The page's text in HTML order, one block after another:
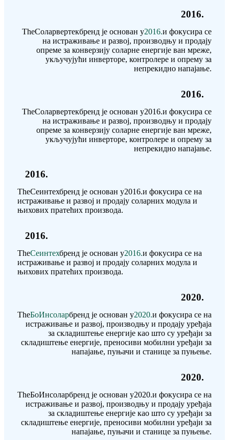
2016.
TheСоларвертекбренд је основан у2016.и фокусира се
на истраживање и развој, производњу и продају
опреме за конверзију соларне енергије ван мреже,
укључујући инверторе, контролере и опрему за
непрекидно напајање.
2016.
TheСоларвертекбренд је основан у2016.и фокусира се
на истраживање и развој, производњу и продају
опреме за конверзију соларне енергије ван мреже,
укључујући инверторе, контролере и опрему за
непрекидно напајање.
2016.
TheСеинтехбренд је основан у2016.и фокусира се на
истраживање и развој и продају соларних модула и
њихових пратећих производа.
2016.
TheСеинтехбренд је основан у2016.и фокусира се на
истраживање и развој и продају соларних модула и
њихових пратећих производа.
2020.
TheБоИнсоларбренд је основан у2020.и фокусира се на
истраживање и развој, производњу и продају уређаја
за складиштење енергије као што су уређаји за
складиштење енергије, преносиви мобилни уређаји за
напајање, пуњачи и станице за пуњење.
2020.
TheБоИнсоларбренд је основан у2020.и фокусира се на
истраживање и развој, производњу и продају уређаја
за складиштење енергије као што су уређаји за
складиштење енергије, преносиви мобилни уређаји за
напајање, пуњачи и станице за пуњење.